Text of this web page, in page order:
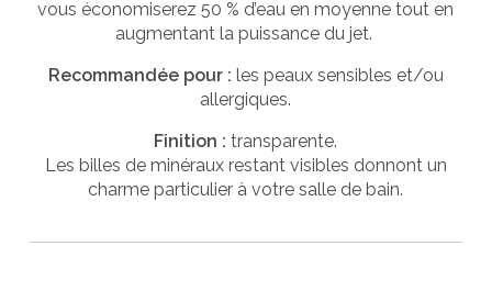
vous économiserez 50 % d’eau en moyenne tout en
augmentant la puissance du jet.
Recommandée pour : les peaux sensibles et/ou
allergiques.
Finition : transparente.
Les billes de minéraux restant visibles donnont un
charme particulier à votre salle de bain.